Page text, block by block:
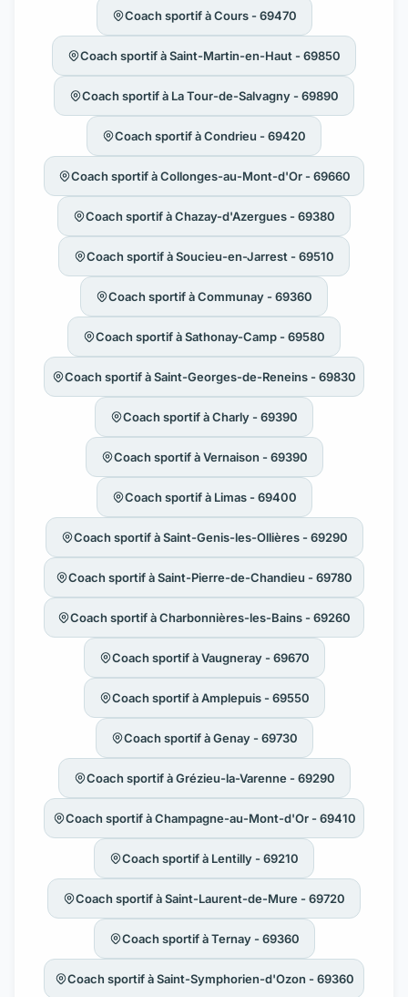
Coach sportif à Cours - 69470
Coach sportif à Saint-Martin-en-Haut - 69850
Coach sportif à La Tour-de-Salvagny - 69890
Coach sportif à Condrieu - 69420
Coach sportif à Collonges-au-Mont-d'Or - 69660
Coach sportif à Chazay-d'Azergues - 69380
Coach sportif à Soucieu-en-Jarrest - 69510
Coach sportif à Communay - 69360
Coach sportif à Sathonay-Camp - 69580
Coach sportif à Saint-Georges-de-Reneins - 69830
Coach sportif à Charly - 69390
Coach sportif à Vernaison - 69390
Coach sportif à Limas - 69400
Coach sportif à Saint-Genis-les-Ollières - 69290
Coach sportif à Saint-Pierre-de-Chandieu - 69780
Coach sportif à Charbonnières-les-Bains - 69260
Coach sportif à Vaugneray - 69670
Coach sportif à Amplepuis - 69550
Coach sportif à Genay - 69730
Coach sportif à Grézieu-la-Varenne - 69290
Coach sportif à Champagne-au-Mont-d'Or - 69410
Coach sportif à Lentilly - 69210
Coach sportif à Saint-Laurent-de-Mure - 69720
Coach sportif à Ternay - 69360
Coach sportif à Saint-Symphorien-d'Ozon - 69360